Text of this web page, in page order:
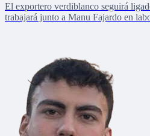
El exportero verdiblanco seguirá
trabajará junto a Manu Fajardo en